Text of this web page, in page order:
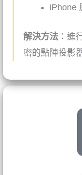
iPhone
解決方法 ：進
密的點陣投影